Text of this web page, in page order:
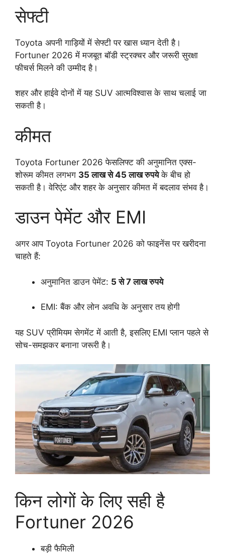
सेफ्टी
Toyota अपनी गाड़ियों में सेफ्टी पर खास ध्यान देती है।
Fortuner 2026 में मजबूत बॉडी स्ट्रक्चर और जरूरी सुरक्षा
फीचर्स मिलने की उम्मीद है।
शहर और हाईवे दोनों में यह SUV आत्मविश्वास के साथ चलाई जा
सकती है।
कीमत
Toyota Fortuner 2026 फेसलिफ्ट की अनुमानित एक्स-
शोरूम कीमत लगभग 35 लाख से 45 लाख रुपयेके बीच हो
सकती है। वेरिएंट और शहर के अनुसार कीमत में बदलाव संभव है।
डाउन पेमेंट और EMI
अगर आप Toyota Fortuner 2026 को फाइनेंस पर खरीदना
चाहते हैं:
अनुमानित डाउन पेमेंट: 5 से 7 लाख रुपये
EMI: बैंक और लोन अवधि के अनुसार तय होगी
यह SUV प्रीमियम सेगमेंट में आती है, इसलिए EMI प्लान पहले से
सोच-समझकर बनाना जरूरी है।
किन लोगों के लिए सही है
Fortuner 2026
बड़ी फैमिली